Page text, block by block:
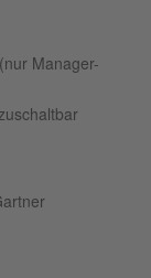
Manager-